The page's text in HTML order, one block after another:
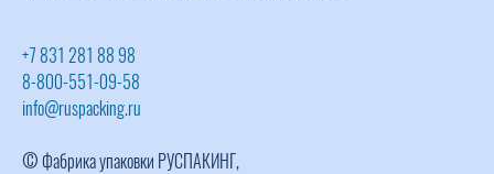
+7 831 281 88 98
8-800-551-09-58
info@ruspacking.ru
© Фабрика упаковки РУСПАКИНГ,